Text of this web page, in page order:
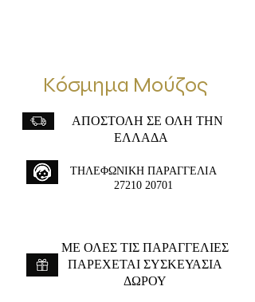
Κόσμημα Μούζος
ΑΠΟΣΤΟΛΗ ΣΕ ΟΛΗ ΤΗΝ
ΕΛΛΑΔΑ
ΤΗΛΕΦΩΝΙΚΗ ΠΑΡΑΓΓΕΛΙΑ
27210 20701
ME ΟΛΕΣ ΤΙΣ ΠΑΡΑΓΓΕΛΙΕΣ
ΠΑΡΕΧΕΤΑΙ ΣΥΣΚΕΥΑΣΙΑ
ΔΩΡΟΥ